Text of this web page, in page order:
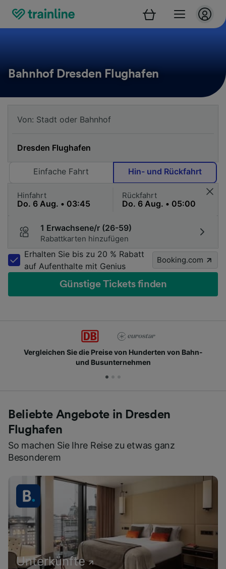
Bahnhof Dresden Flughafen
Einfache Fahrt Hin- und Rückfahrt
Hinfahrt Rückfahrt
1 Erwachsene/r (26-59)
Rabattkarten hinzufügen
Erhalten Sie bis zu 20 % Rabatt
auf Aufenthalte mit Genius
Booking.com
Günstige Tickets finden
Schließen Sie sich Millionen täglichen Nutzern an
Beliebte Angebote in Dresden
Flughafen
So machen Sie Ihre Reise zu etwas ganz
Besonderem
Unterkünfte